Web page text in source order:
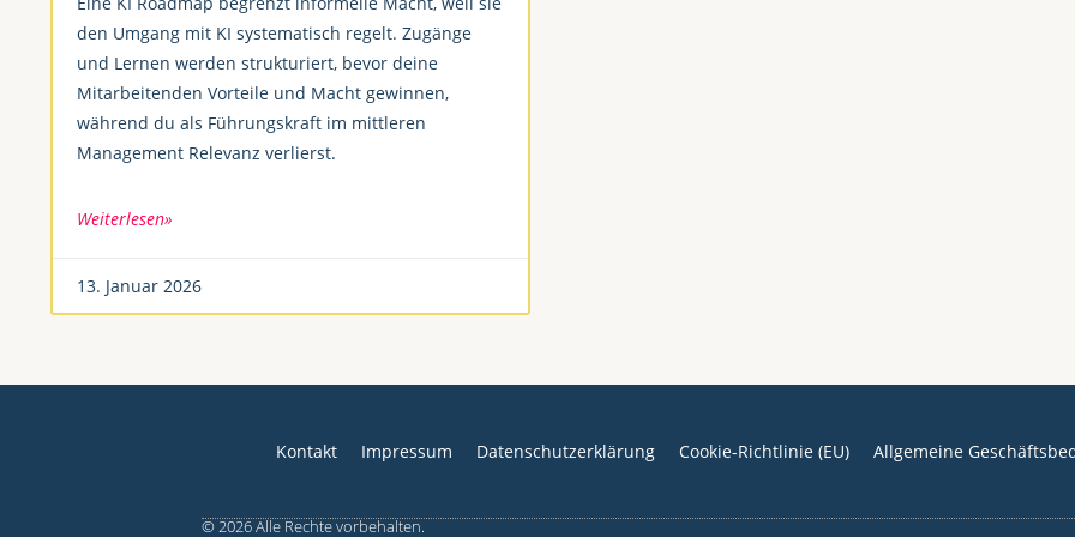
den Umgang mit KI systematisch regelt. Zugänge
und Lernen werden strukturiert, bevor deine
Mitarbeitenden Vorteile und Macht gewinnen,
während du als Führungskraft im mittleren
Management Relevanz verlierst.
Weiterlesen»
13. Januar 2026
Kontakt Impressum Datenschutzerklärung Cookie-Richtlinie (EU) Allgemeine
© 2026 Alle Rechte vorbehalten.